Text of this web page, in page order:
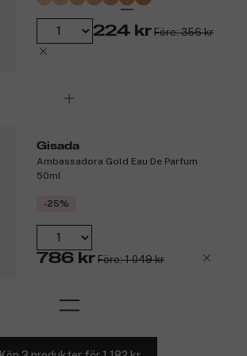
224 kr Före: 356 kr
Gisada
Ambassadora Gold Eau De Parfum
50ml
-25%
786 kr Före: 1 049 kr